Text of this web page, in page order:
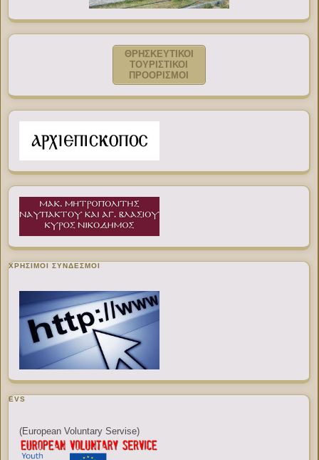
ΘΡΗΣΚΕΥΤΙΚΟΙ
ΤΟΥΡΙΣΤΙΚΟΙ
ΠΡΟΟΡΙΣΜΟΙ
ΧΡΉΣΙΜΟΙ ΣΎΝΔΕΣΜΟΙ
EVS
(European Voluntary Servise)